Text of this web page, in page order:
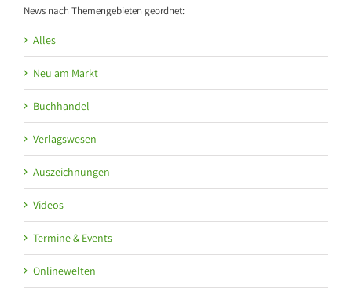
News nach Themengebieten geordnet:
Alles
Neu am Markt
Buchhandel
Verlagswesen
Auszeichnungen
Videos
Termine & Events
Onlinewelten